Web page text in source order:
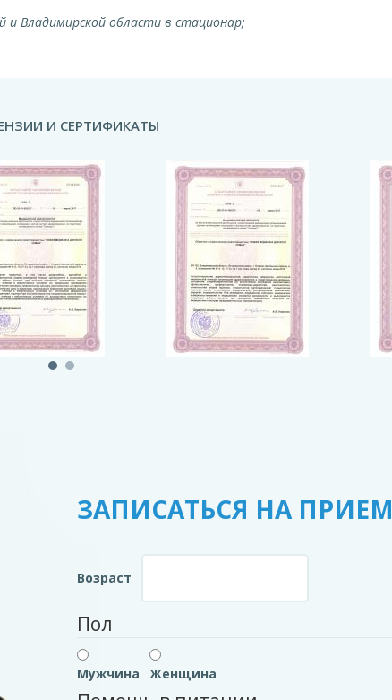
Владимирской области в стационар;
И СЕРТИФИКАТЫ
ЗАПИСАТЬСЯ НА ПРИЕМ
Возраст
Пол
Мужчина Женщина